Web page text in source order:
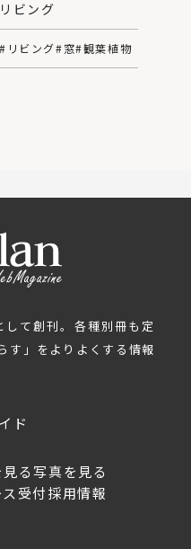
リビング
#リビング#窓#観葉植物
て創刊。各種別冊も定
す」をよりよくする情報
ド
見る写真を見る
受付採用情報